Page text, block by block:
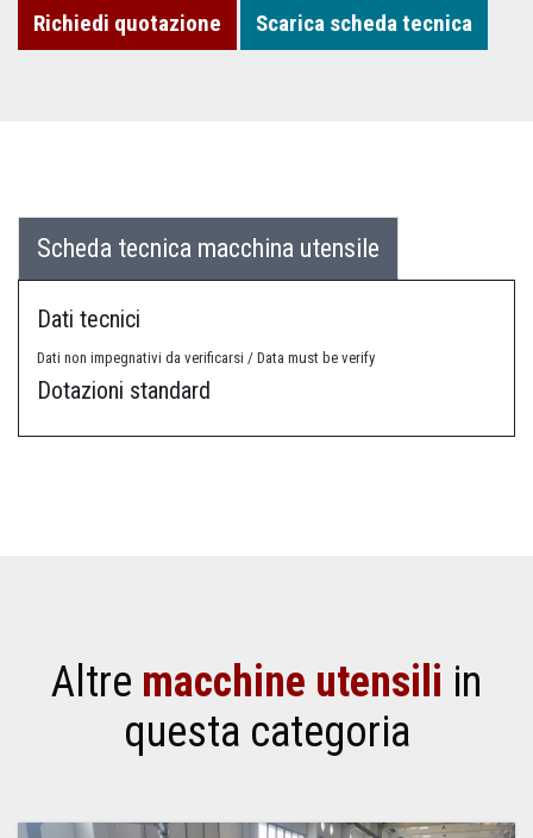
Richiedi quotazione Scarica scheda tecnica
Scheda tecnica macchina utensile
Dati tecnici
Dati non impegnativi da verificarsi / Data must be verify
Dotazioni standard
Altre macchine utensili in
questa categoria